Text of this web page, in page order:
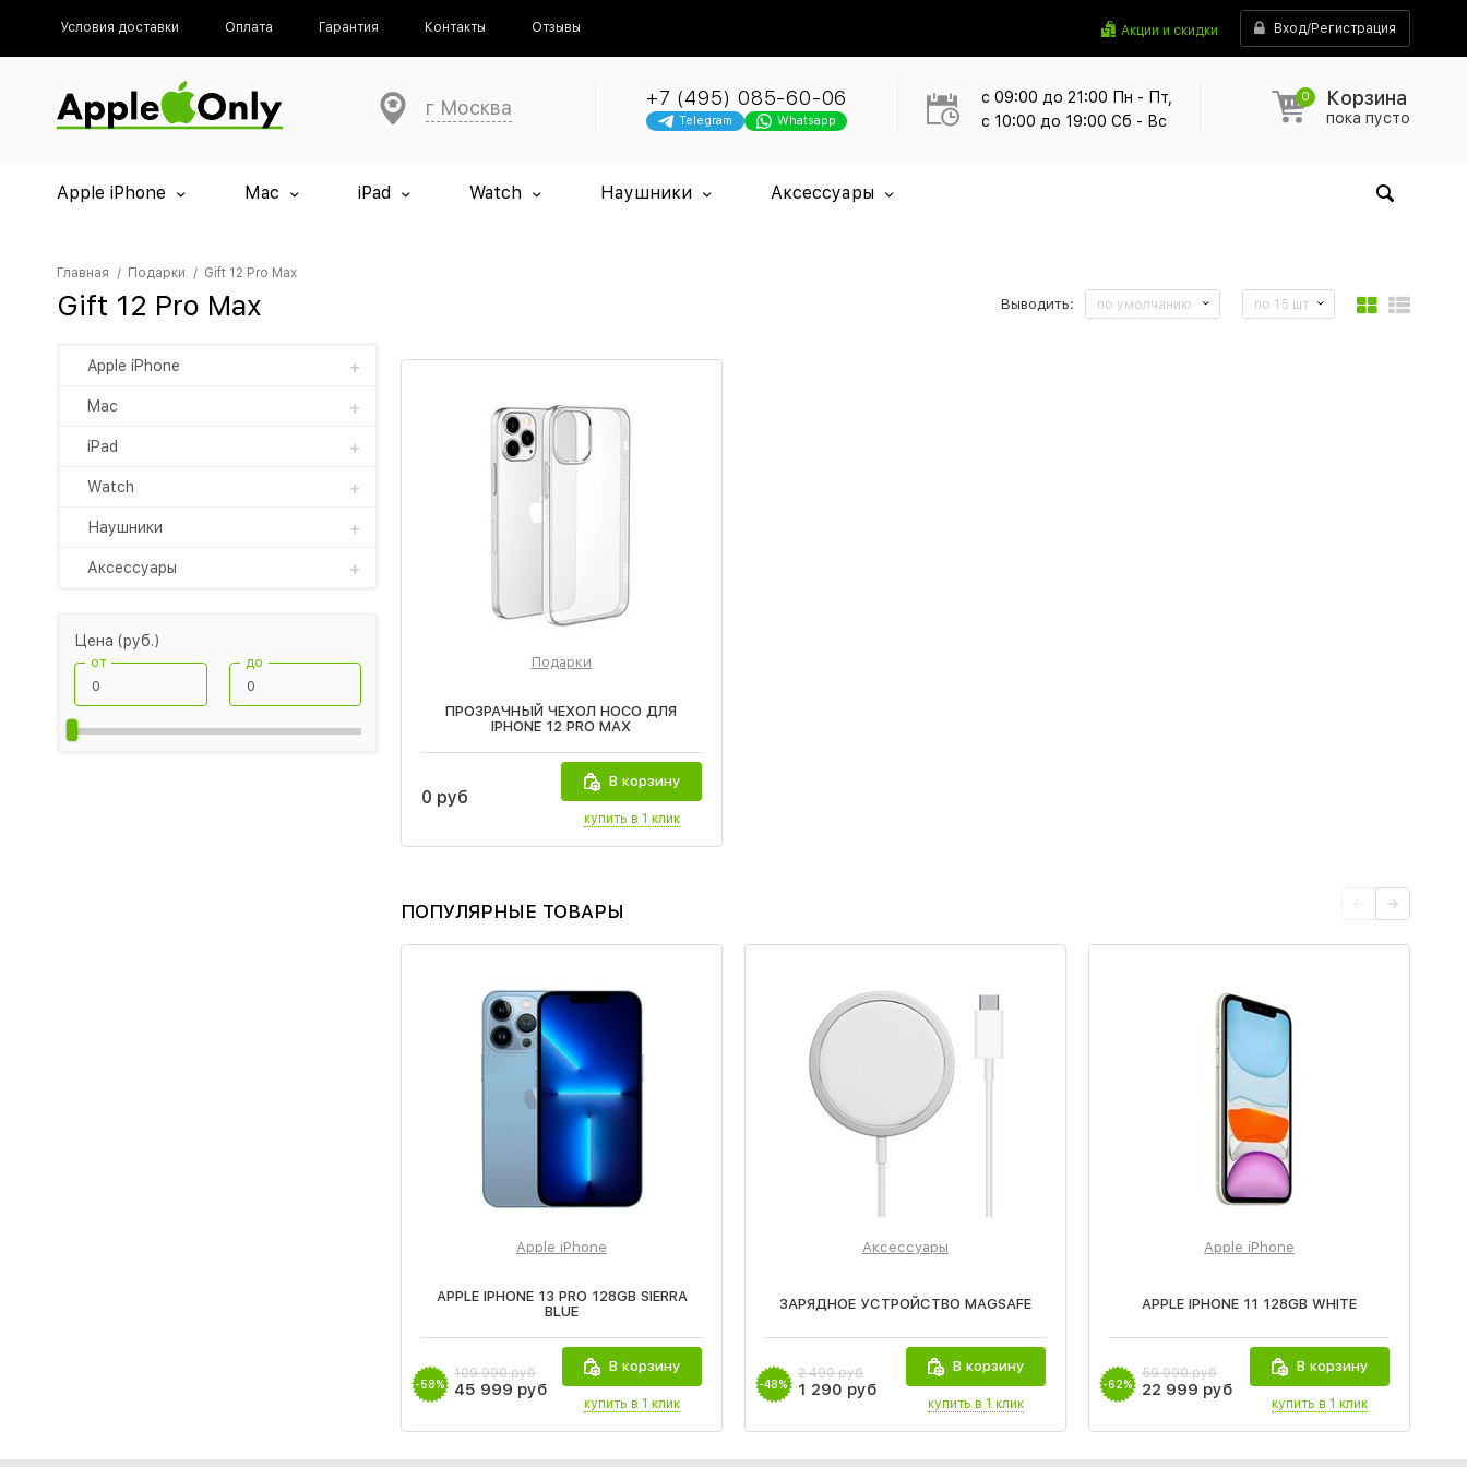
Условия доставки Оплата Гарантия Контакты Отзывы Акции и скидки Вход/Регистрация
г Москва +7 (495) 085-60-06
Telegram Whatsapp
с 09:00 до 21:00 Пн - Пт,
с 10:00 до 19:00 Сб - Вс
0 Корзина
пока пусто
Apple iPhone Mac iPad Watch Наушники Аксессуары
Главная Подарки Gift 12 Pro Max
Gift 12 Pro Max Выводить: по умолчанию по 15 шт
Apple iPhone
Mac
iPad
Watch
Наушники
Аксессуары
Цена (руб.)
от до Подарки
ПРОЗРАЧНЫЙ ЧЕХОЛ HOCO ДЛЯ
IPHONE 12 PRO MAX
0 руб
В корзину
купить в 1 клик
ПОПУЛЯРНЫЕ ТОВАРЫ
Apple iPhone
APPLE IPHONE 13 PRO 128GB SIERRA
BLUE
-58%
109 990 руб
45 999 руб
В корзину
купить в 1 клик
Аксессуары
ЗАРЯДНОЕ УСТРОЙСТВО MAGSAFE
-48%
2 490 руб
1 290 руб
В корзину
купить в 1 клик
Apple iPhone
APPLE IPHONE 11 128GB WHITE
-62%
59 990 руб
22 999 руб
В корзину
купить в 1 клик